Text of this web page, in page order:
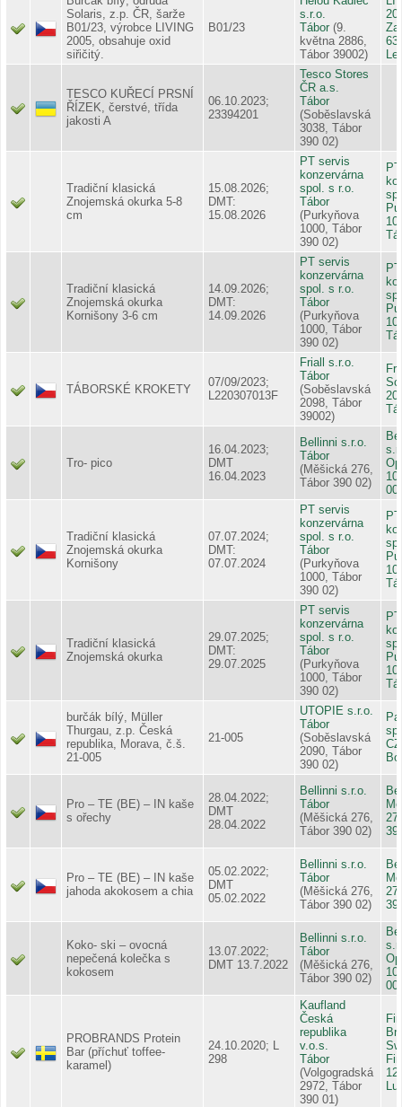
Solaris, z.p. ČR, šarže
B01/23, výrobce LIVING
2005, obsahuje oxid
siřičitý.
B01/23
s.r.o.
Tábor (9.
května 2886,
Tábor 39002)
TESCO KUŘECÍ PRSNÍ
ŘÍZEK, čerstvé, třída
jakosti A
06.10.2023;
23394201
Tesco Stores
ČR a.s.
Tábor
(Soběslavská
3038, Tábor
390 02)
Tradiční klasická
Znojemská okurka 5-8
cm
15.08.2026;
DMT:
15.08.2026
PT servis
konzervárna
spol. s r.o.
Tábor
(Purkyňova
1000, Tábor
390 02)
Tradiční klasická
Znojemská okurka
Kornišony 3-6 cm
14.09.2026;
DMT:
14.09.2026
PT servis
konzervárna
spol. s r.o.
Tábor
(Purkyňova
1000, Tábor
390 02)
TÁBORSKÉ KROKETY
07/09/2023;
L220307013F
Friall s.r.o.
Tábor
(Soběslavská
2098, Tábor
39002)
Tro- pico
16.04.2023;
DMT
16.04.2023
Bellinni s.r.o.
Tábor
(Měšická 276,
Tábor 390 02)
00
Tradiční klasická
Znojemská okurka
Kornišony
07.07.2024;
DMT:
07.07.2024
PT servis
konzervárna
spol. s r.o.
Tábor
(Purkyňova
1000, Tábor
390 02)
Tradiční klasická
Znojemská okurka
29.07.2025;
DMT:
29.07.2025
PT servis
konzervárna
spol. s r.o.
Tábor
(Purkyňova
1000, Tábor
390 02)
burčák bílý, Müller
Thurgau, z.p. Česká
republika, Morava, č.š.
21-005
21-005
UTOPIE s.r.o.
Tábor
(Soběslavská
2090, Tábor
390 02)
Pro – TE (BE) – IN kaše
s ořechy
28.04.2022;
DMT
28.04.2022
Bellinni s.r.o.
Tábor
(Měšická 276,
Tábor 390 02)
Pro – TE (BE) – IN kaše
jahoda akokosem a chia
05.02.2022;
DMT
05.02.2022
Bellinni s.r.o.
Tábor
(Měšická 276,
Tábor 390 02)
Koko- ski – ovocná
nepečená kolečka s
kokosem
13.07.2022;
DMT 13.7.2022
Bellinni s.r.o.
Tábor
(Měšická 276,
Tábor 390 02)
00
PROBRANDS Protein
Bar (příchuť toffee-
karamel)
24.10.2020; L
298
Kaufland
Česká
republika
v.o.s.
Tábor
(Volgogradská
2972, Tábor
390 01)